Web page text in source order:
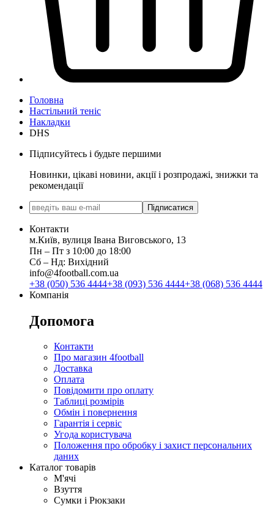
Головна
Настільний теніс
Накладки
DHS
Підписуйтесь і будьте першими
Новинки, цікаві новини, акції і розпродажі, знижки та
рекомендації
Підписатися
Контакти
м.Київ, вулиця Івана Виговського, 13
Пн ‒ Пт з 10:00 до 18:00
Сб ‒ Нд: Вихідний
info@4football.com.ua
+38 (050) 536 4444+38 (093) 536 4444+38 (068) 536 4444
Компанія
Допомога
Контакти
Про магазин 4football
Доставка
Оплата
Повідомити про оплату
Таблиці розмірів
Обмін і повернення
Гарантія і сервіс
Угода користувача
Положення про обробку і захист персональних
даних
Каталог товарів
М'ячі
Взуття
Сумки і Рюкзаки